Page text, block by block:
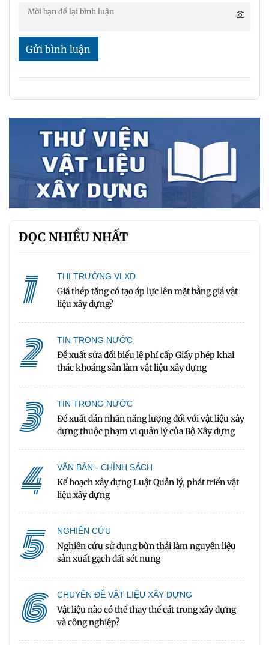
Gửi bình luận
ĐỌC NHIỀU NHẤT
1 THỊ TRƯỜNG VLXD
Giá thép tăng có tạo áp lực lên mặt bằng giá vật
liệu xây dựng?
2 TIN TRONG NƯỚC
Đề xuất sửa đổi biểu lệ phí cấp Giấy phép khai
thác khoáng sản làm vật liệu xây dựng
3 TIN TRONG NƯỚC
Đề xuất dán nhãn năng lượng đối với vật liệu xây
dựng thuộc phạm vi quản lý của Bộ Xây dựng
4 VĂN BẢN - CHÍNH SÁCH
Kế hoạch xây dựng Luật Quản lý, phát triển vật
liệu xây dựng
5 NGHIÊN CỨU
Nghiên cứu sử dụng bùn thải làm nguyên liệu
sản xuất gạch đất sét nung
6 CHUYÊN ĐỀ VẬT LIỆU XÂY DỰNG
Vật liệu nào có thể thay thế cát trong xây dựng
và công nghiệp?